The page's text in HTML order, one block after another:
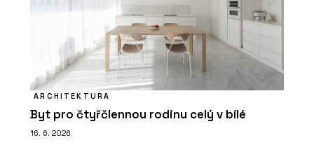
ARCHITEKTURA
Byt pro čtyřčlennou rodinu celý v bílé
16. 6. 2026